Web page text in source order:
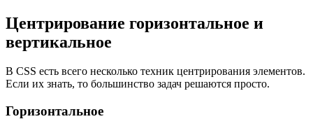
Центрирование горизонтальное и
вертикальное
В CSS есть всего несколько техник центрирования элементов.
Если их знать, то большинство задач решаются просто.
Горизонтальное